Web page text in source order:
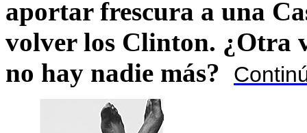
aportar frescura a una
volver los Clinton. ¿Otra
no hay nadie más?